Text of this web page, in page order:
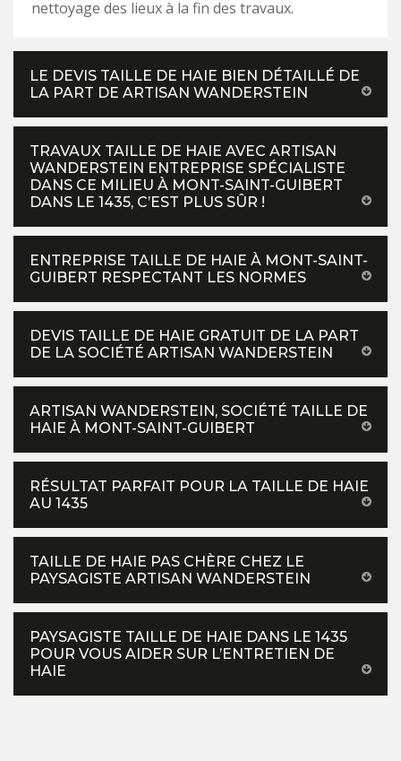
nettoyage des lieux à la fin des travaux.
LE DEVIS TAILLE DE HAIE BIEN DÉTAILLÉ DE
LA PART DE ARTISAN WANDERSTEIN
TRAVAUX TAILLE DE HAIE AVEC ARTISAN
WANDERSTEIN ENTREPRISE SPÉCIALISTE
DANS CE MILIEU À MONT-SAINT-GUIBERT
DANS LE 1435, C’EST PLUS SÛR !
ENTREPRISE TAILLE DE HAIE À MONT-SAINT-
GUIBERT RESPECTANT LES NORMES
DEVIS TAILLE DE HAIE GRATUIT DE LA PART
DE LA SOCIÉTÉ ARTISAN WANDERSTEIN
ARTISAN WANDERSTEIN, SOCIÉTÉ TAILLE DE
HAIE À MONT-SAINT-GUIBERT
RÉSULTAT PARFAIT POUR LA TAILLE DE HAIE
AU 1435
TAILLE DE HAIE PAS CHÈRE CHEZ LE
PAYSAGISTE ARTISAN WANDERSTEIN
PAYSAGISTE TAILLE DE HAIE DANS LE 1435
POUR VOUS AIDER SUR L’ENTRETIEN DE
HAIE